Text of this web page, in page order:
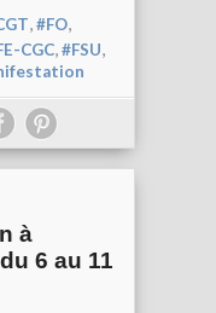
,#FO,
CGC,#FSU,
à
6 au 11